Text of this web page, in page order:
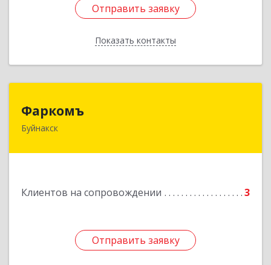
Отправить заявку
Показать контакты
Отправить заявку
Назад
Фаркомъ
Буйнакск
Клиентов на сопровождении 3
Отправить заявку
Отправить заявку